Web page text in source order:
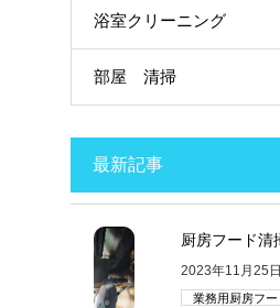
浴室クリーニング
部屋 清掃
最新記事
厨房フード
2023年11月25日
業務用厨房フ